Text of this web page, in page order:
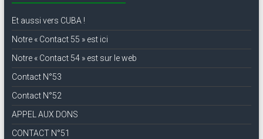
Et aussi vers CUBA !
Notre « Contact 55 » est ici
Notre « Contact 54 » est sur le web
Contact N°53
Contact N°52
APPEL AUX DONS
CONTACT N°51